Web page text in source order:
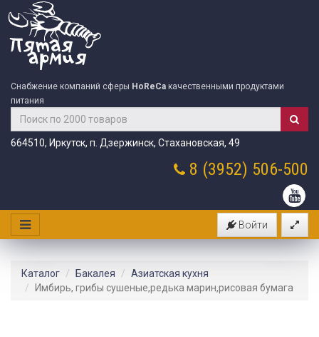
Снабжение компаний сферы HoReCa качественными продуктами
питания
664510, Иркутск, п. Дзержинск, Стахановская, 49
8 (3952) 506-500
Войти
Каталог Бакалея
Азиатская кухня
Имбирь, грибы сушеные,редька марин,рисовая бумага